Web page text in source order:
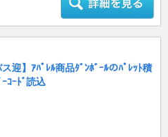
ス迎】ｱﾊﾟﾚﾙ商品ﾀﾞﾝﾎﾞｰﾙのﾊﾟﾚｯﾄ積
ｺｰﾄﾞ読込